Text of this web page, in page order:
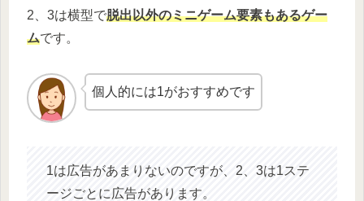
2、3は横型で脱出以外のミニゲーム要素もあるゲー
ムです。
個人的には1がおすすめです
1は広告があまりないのですが、2、3は1ステ
ージごとに広告があります。